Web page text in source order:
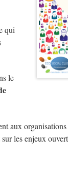
qui
le
aux
les enjeux